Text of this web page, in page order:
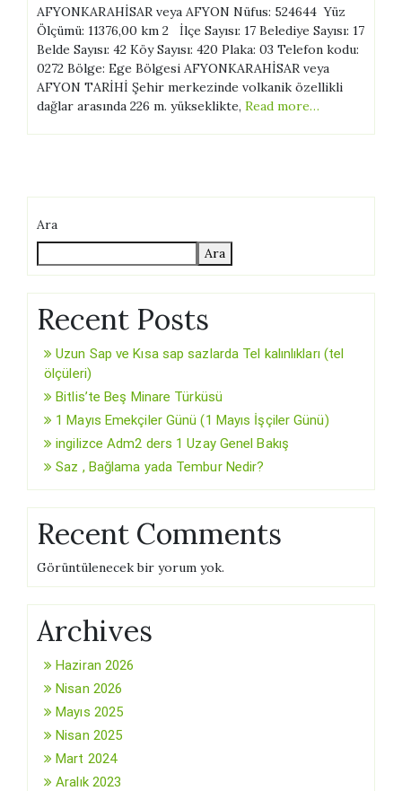
AFYONKARAHİSAR veya AFYON Nüfus: 524644 Yüz
Ölçümü: 11376,00 km 2 İlçe Sayısı: 17 Belediye Sayısı: 17
Belde Sayısı: 42 Köy Sayısı: 420 Plaka: 03 Telefon kodu:
0272 Bölge: Ege Bölgesi AFYONKARAHİSAR veya
AFYON TARİHİ Şehir merkezinde volkanik özellikli
dağlar arasında 226 m. yükseklikte, Read more…
Ara
Ara
Recent Posts
Uzun Sap ve Kısa sap sazlarda Tel kalınlıkları (tel
ölçüleri)
Bitlis’te Beş Minare Türküsü
1 Mayıs Emekçiler Günü (1 Mayıs İşçiler Günü)
ingilizce Adm2 ders 1 Uzay Genel Bakış
Saz , Bağlama yada Tembur Nedir?
Recent Comments
Görüntülenecek bir yorum yok.
Archives
Haziran 2026
Nisan 2026
Mayıs 2025
Nisan 2025
Mart 2024
Aralık 2023